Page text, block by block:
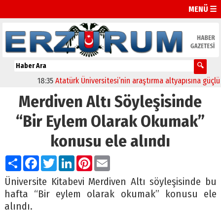
MENÜ ☰
Atatürk Üniversitesi’nin araştırma altyapısına güçlü onay
Merdiven Altı Söyleşisinde
“Bir Eylem Olarak Okumak”
konusu ele alındı
PaylaşFacebook
TwitterLinkedIn
Pinterest
Email
Üniversite Kitabevi Merdiven Altı söyleşisinde bu
hafta “Bir eylem olarak okumak” konusu ele
alındı.